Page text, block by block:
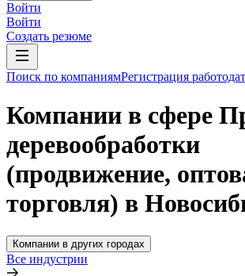
Войти
Войти
Создать резюме
Поиск по компаниямРегистрация
Компании в сфере
деревообработки
(продвижение,
торговля) в
Компании в других городах
Все индустрии